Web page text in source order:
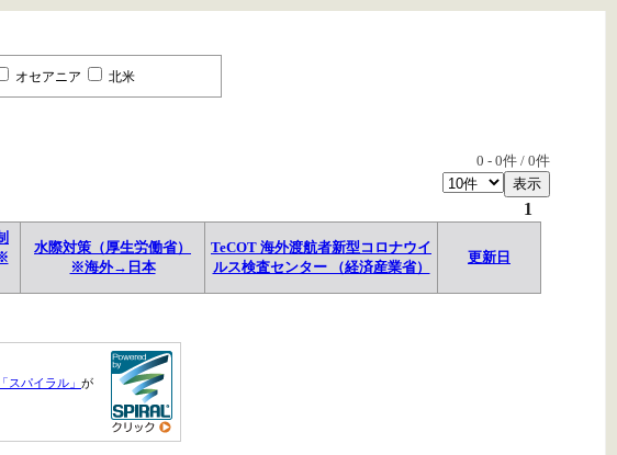
オセアニア 北米
0 - 0件 / 0件
1
水際対策（厚生労働省）
※海外→日本
TeCOT 海外渡航者新型コロナウイ
ルス検査センター （経済産業省）
更新日
スパイラル」 が